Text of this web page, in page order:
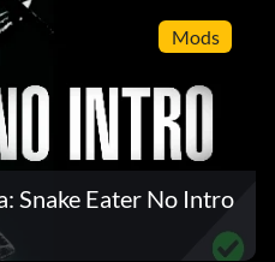
Mods
Snake Eater No Intro